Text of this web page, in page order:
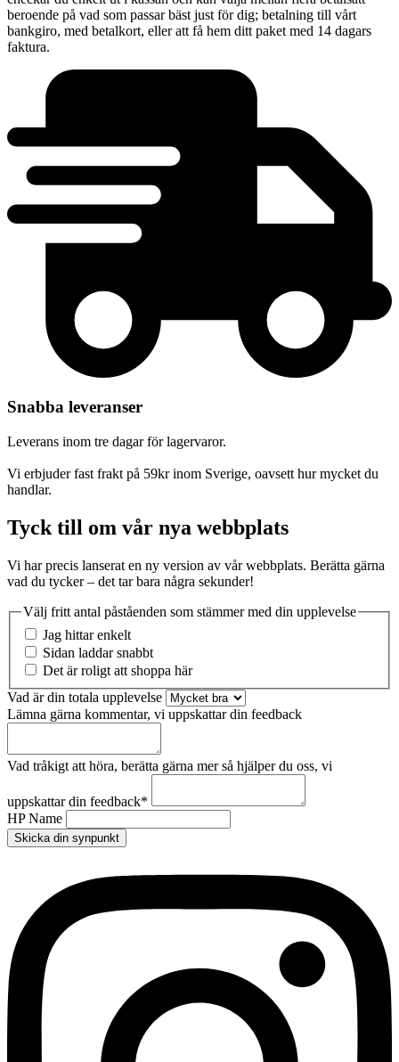
beroende på vad som passar bäst just för dig; betalning till vårt
bankgiro, med betalkort, eller att få hem ditt paket med 14 dagars
faktura.
Snabba leveranser
Leverans inom tre dagar för lagervaror.
Vi erbjuder fast frakt på 59kr inom Sverige, oavsett hur mycket du
handlar.
Tyck till om vår nya webbplats
Vi har precis lanserat en ny version av vår webbplats. Berätta gärna
vad du tycker – det tar bara några sekunder!
Välj fritt antal påståenden som stämmer med din upplevelse
Jag hittar enkelt
Sidan laddar snabbt
Det är roligt att shoppa här
Vad är din totala upplevelse
Lämna gärna kommentar, vi uppskattar din feedback
Vad tråkigt att höra, berätta gärna mer så hjälper du oss, vi
uppskattar din feedback*
HP Name
Skicka din synpunkt